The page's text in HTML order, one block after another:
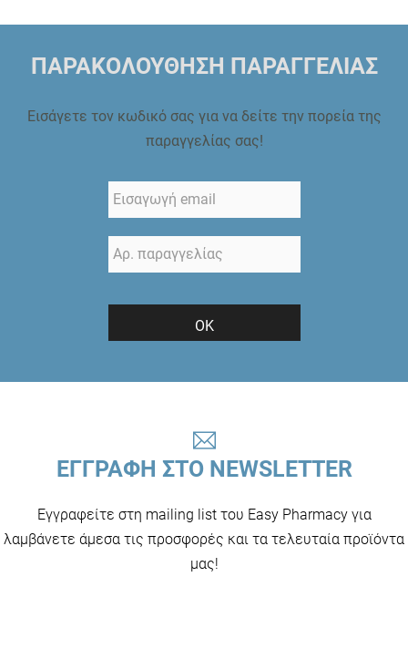
ΠΑΡΑΚΟΛΟΥΘΗΣΗ ΠΑΡΑΓΓΕΛΙΑΣ
Εισάγετε τον κωδικό σας για να δείτε την πορεία της
παραγγελίας σας!
ΟΚ
ΕΓΓΡΑΦΗ ΣΤΟ NEWSLETTER
Εγγραφείτε στη mailing list του Easy Pharmacy για
λαμβάνετε άμεσα τις προσφορές και τα τελευταία προϊόντα
μας!